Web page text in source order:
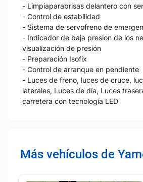
- Limpiaparabrisas delantero con
- Control de estabilidad
- Sistema de servofreno de
- Indicador de baja presion de los
visualización de presión
- Preparación Isofix
- Control de arranque en pendiente
- Luces de freno, luces de cruce,
laterales, Luces de día, Luces
carretera con tecnología LED
Más vehículos de